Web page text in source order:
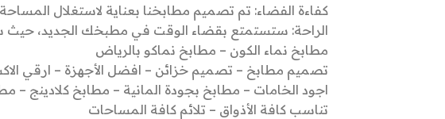
كفاءة الفضاء: تم تصميم مطابخنا بعناية لاستغلال
الراحة: ستستمتع بقضاء الوقت في مطبخك الجديد،
مطابخ نماء الكون – مطابخ نماكو بالرياض
تصميم مطابخ – تصميم خزائن – افضل الأجهزة – ارقي
اجود الخامات – مطابخ بجودة المانية – مطابخ كلادينج
تناسب كافة الأذواق – تلائم كافة المساحات